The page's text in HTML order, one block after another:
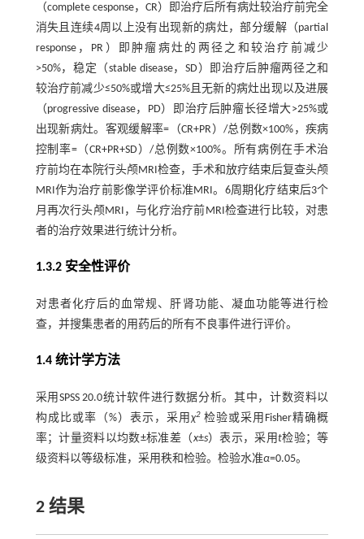
（complete cesponse，CR）即治疗后所有病灶较治疗前完全
消失且连续4周以上没有出现新的病灶，部分缓解（partial
response，PR）即肿瘤病灶的两径之和较治疗前减少
>50%，稳定（stable disease，SD）即治疗后肿瘤两径之和
较治疗前减少≤50%或增大≤25%且无新的病灶出现以及进展
（progressive disease，PD）即治疗后肿瘤长径增大>25%或
出现新病灶。客观缓解率=（CR+PR）/总例数×100%，疾病
控制率=（CR+PR+SD）/总例数×100%。所有病例在手术治
疗前均在本院行头颅MRI检查，手术和放疗结束后复查头颅
MRI作为治疗前影像学评价标准MRI。6周期化疗结束后3个
月再次行头颅MRI，与化疗治疗前MRI检查进行比较，对患
者的治疗效果进行统计分析。
1.3.2 安全性评价
对患者化疗后的血常规、肝肾功能、凝血功能等进行检
查，并搜集患者的用药后的所有不良事件进行评价。
1.4 统计学方法
采用SPSS 20.0统计软件进行数据分析。其中，计数资料以
构成比或率（%）表示，采用χ2 检验或采用Fisher精确概
率；计量资料以均数±标准差（ x±s）表示，采用t检验；等
级资料以等级标准，采用秩和检验。检验水准α=0.05。
2 结果